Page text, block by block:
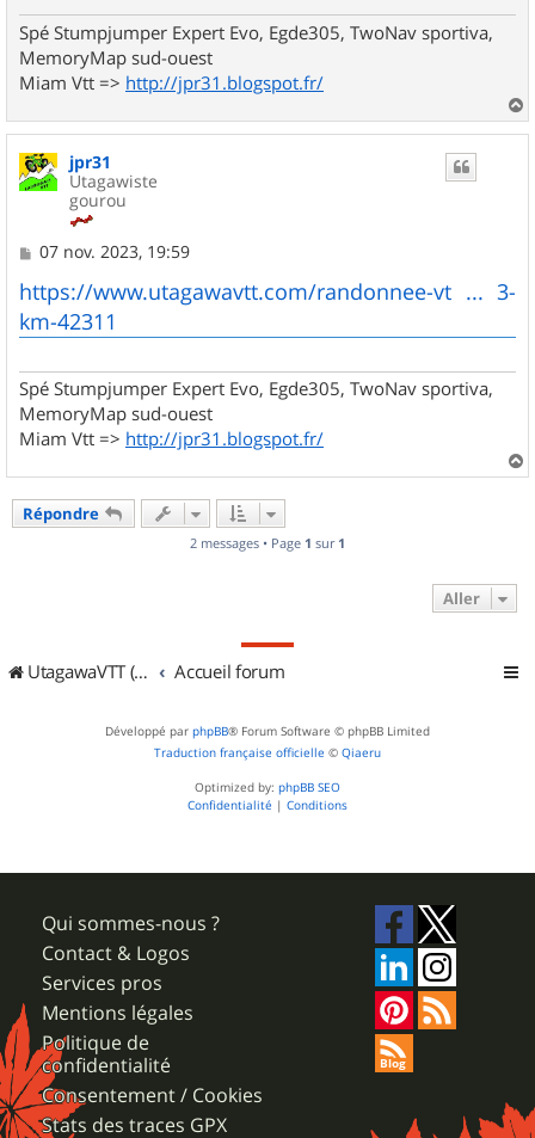
Spé Stumpjumper Expert Evo, Egde305, TwoNav sportiva,
MemoryMap sud-ouest
Miam Vtt => http://jpr31.blogspot.fr/
a
u
jpr31
Utagawiste
gourou
M
s
s
a
g
07 nov. 2023, 19:59
https://www.utagawavtt.com/randonnee-vt ... 3-
km-42311
Spé Stumpjumper Expert Evo, Egde305, TwoNav sportiva,
MemoryMap sud-ouest
Miam Vtt => http://jpr31.blogspot.fr/
a
Répondre
2 messages • Page 1 sur 1
Aller
UtagawaVTT (Randos VTT et VTTAE avec traces GPS) Accueil forum
Développé par phpBB® Forum Software © phpBB Limited
Traduction française officielle © Qiaeru
Optimized by: phpBB SEO
Confidentialité | Conditions
Qui sommes-nous ?
Contact & Logos
Services pros
Mentions légales
Politique de
confidentialité
Consentement / Cookies
Stats des traces GPX